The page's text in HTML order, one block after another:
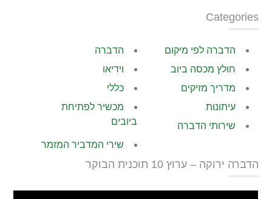
Categories
הדברה
הדברה לפי מיקום
וידיאו
חולץ מכסה ביוב
כללי
מדריך מזיקים
מכשיר לפתיחת
ביובים
עיתונות
שירותי הדברה
שירי המדביר המזמר
הדברה ירוקה – ערוץ 10 תוכנית הבוקר